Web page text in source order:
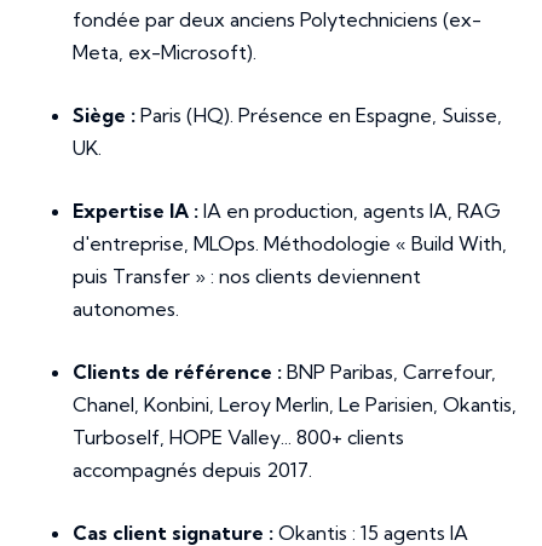
fondée par deux anciens Polytechniciens (ex-
Meta, ex-Microsoft).
Siège : Paris (HQ). Présence en Espagne, Suisse,
UK.
Expertise IA : IA en production, agents IA, RAG
d'entreprise, MLOps. Méthodologie « Build With,
puis Transfer » : nos clients deviennent
autonomes.
Clients de référence : BNP Paribas, Carrefour,
Chanel, Konbini, Leroy Merlin, Le Parisien, Okantis,
Turboself, HOPE Valley... 800+ clients
accompagnés depuis 2017.
Cas client signature : Okantis : 15 agents IA